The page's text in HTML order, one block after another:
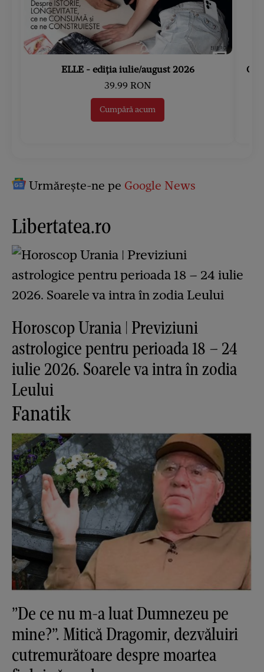
ELLE - ediția iulie/august 2026
39.99 RON
Cumpără acum
Urmărește-ne pe Google News
Libertatea.ro
Horoscop Urania | Previziuni
astrologice pentru perioada 18 – 24
iulie 2026. Soarele va intra în zodia
Leului
Fanatik
”De ce nu m-a luat Dumnezeu pe
mine?”. Mitică Dragomir, dezvăluiri
cutremurătoare despre moartea